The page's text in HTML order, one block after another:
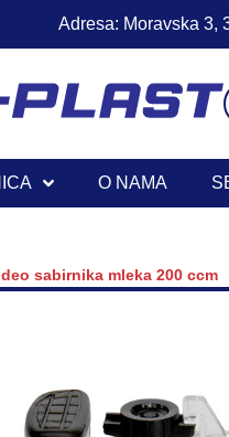
Adresa: Moravska 3,
O NAMA
sabirnika mleka 200 ccm